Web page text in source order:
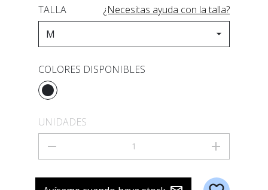
TALLA ¿Necesitas ayuda con la talla?
COLORES DISPONIBLES
UNIDADES